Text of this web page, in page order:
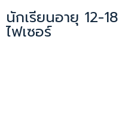
นักเรียนอายุ 12-
ไฟเซอร์